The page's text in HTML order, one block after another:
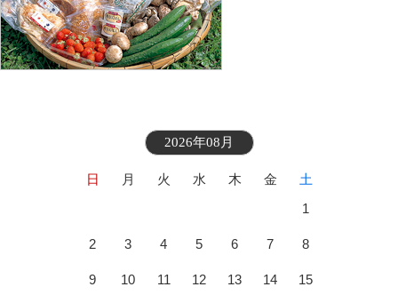
2026年08月
日 月 火 水 木 金
土
1
2 3 4 5 6 7 8
9 10 11 12 13 14 15